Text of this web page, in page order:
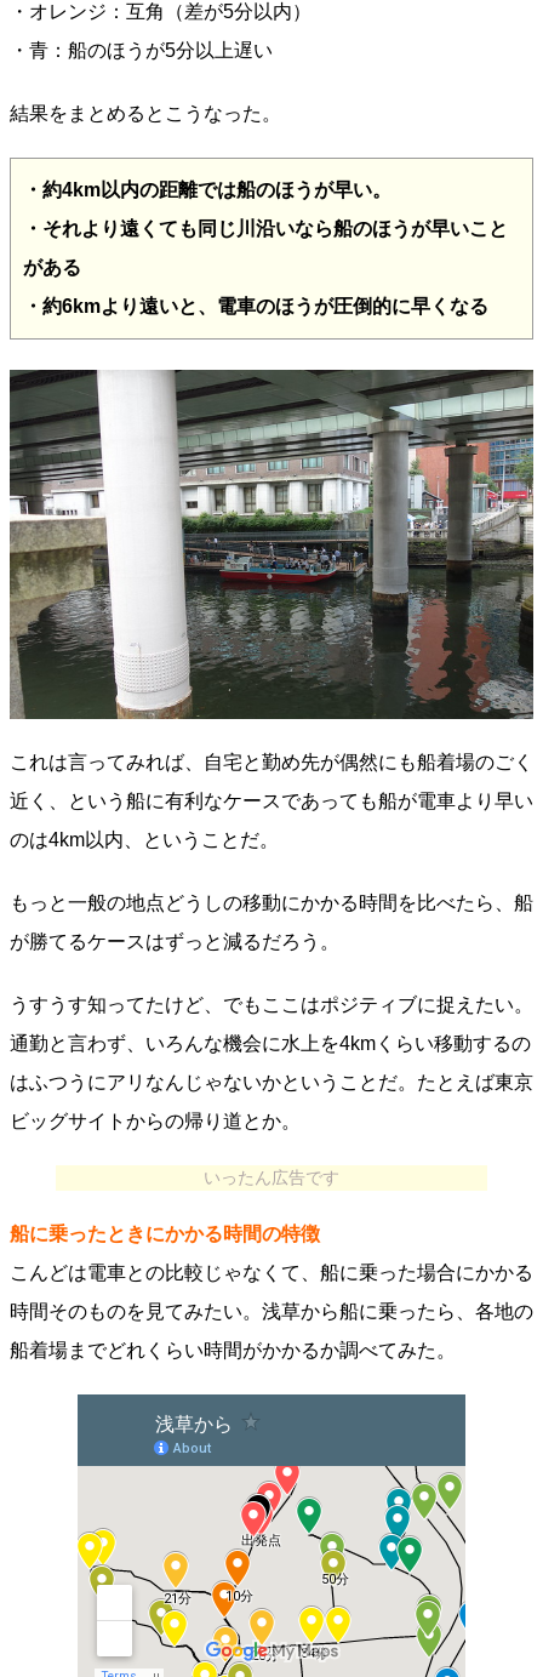
・オレンジ：互角（差が5分以内）
・青：船のほうが5分以上遅い
結果をまとめるとこうなった。
・約4km以内の距離では船のほうが早い。
・それより遠くても同じ川沿いなら船のほうが早いこと
がある
・約6kmより遠いと、電車のほうが圧倒的に早くなる
これは言ってみれば、自宅と勤め先が偶然にも船着場のごく
近く、という船に有利なケースであっても船が電車より早い
のは4km以内、ということだ。
もっと一般の地点どうしの移動にかかる時間を比べたら、船
が勝てるケースはずっと減るだろう。
うすうす知ってたけど、でもここはポジティブに捉えたい。
通勤と言わず、いろんな機会に水上を4kmくらい移動するの
はふつうにアリなんじゃないかということだ。たとえば東京
ビッグサイトからの帰り道とか。
いったん広告です
船に乗ったときにかかる時間の特徴
こんどは電車との比較じゃなくて、船に乗った場合にかかる
時間そのものを見てみたい。浅草から船に乗ったら、各地の
船着場までどれくらい時間がかかるか調べてみた。